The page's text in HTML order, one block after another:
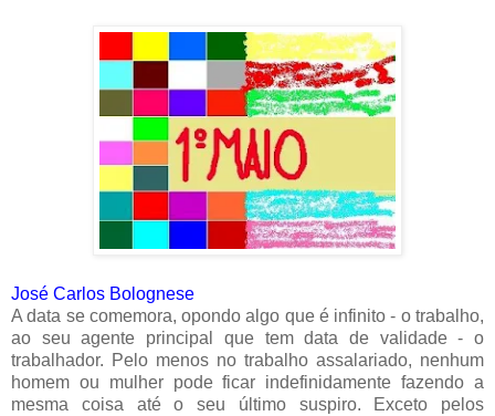
José Carlos Bolognese
A data se comemora, opondo algo que é infinito - o trabalho,
ao seu agente principal que tem data de validade - o
trabalhador. Pelo menos no trabalho assalariado, nenhum
homem ou mulher pode ficar indefinidamente fazendo a
mesma coisa até o seu último suspiro. Exceto pelos